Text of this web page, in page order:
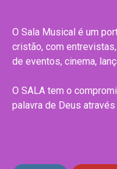
O Sala Musical é um
cristão, com
de eventos, cinema,
O SALA tem o
palavra de Deus